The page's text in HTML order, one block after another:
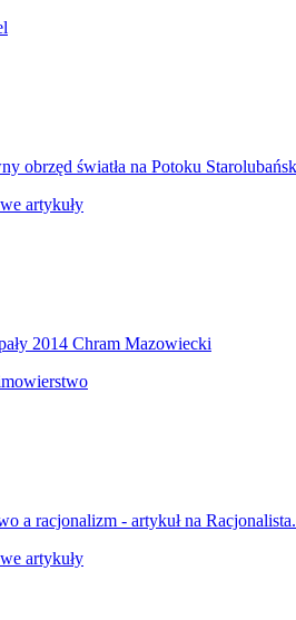
obrzęd światła na Potoku
artykuły
2014 Chram Mazowiecki
a racjonalizm - artykuł na
artykuły